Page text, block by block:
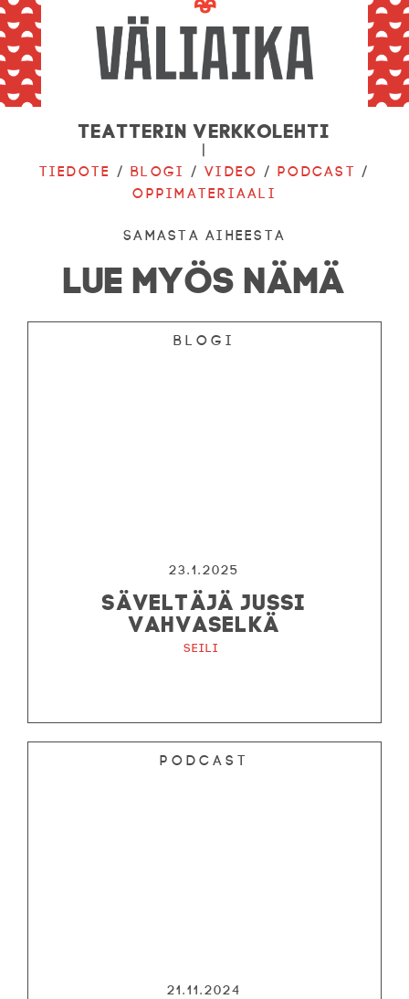
Teatterin verkkolehti
|
Tiedote
/Blogi /Video /Podcast /
Oppimateriaali
Samasta aiheesta
LUE MYÖS NÄMÄ
Blogi
23.1.2025
SÄVELTÄJÄ JUSSI
VAHVASELKÄ
Seili
Podcast
21.11.2024